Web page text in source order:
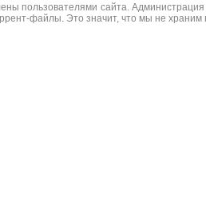
пользователями сайта. Администрация
файлы. Это значит, что мы не